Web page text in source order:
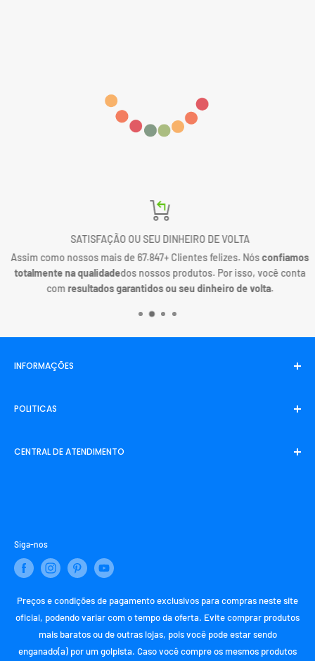
SATISFAÇÃO OU SEU DINHEIRO DE VOLTA
Assim como nossos mais de 67.847+ Clientes felizes. Nósconfiamos
totalmente na qualidadedos nossos produtos. Por isso, você conta
comresultados garantidos ou seu dinheiro de volta.
INFORMAÇÕES
Entrar em contato
Rastreamento
POLITICAS
Politica de Privacidade
CENTRAL DE ATENDIMENTO
Siga-nos
Preços e condições de pagamento exclusivos para compras neste site
oficial, podendo variar com o tempo da oferta. Evite comprar produtos
mais baratos ou de outras lojas, pois você pode estar sendo
enganado(a) por um golpista. Caso você compre os mesmos produtos